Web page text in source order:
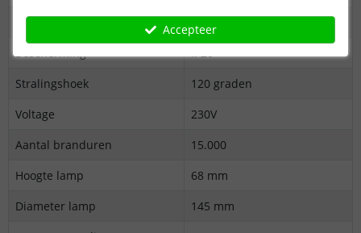
CRI
>80
Stralingshoek
120 graden
Voltage
230V
Aantal branduren
15.000
Hoogte lamp
68 mm
Diameter lamp
145 mm
Accepteer